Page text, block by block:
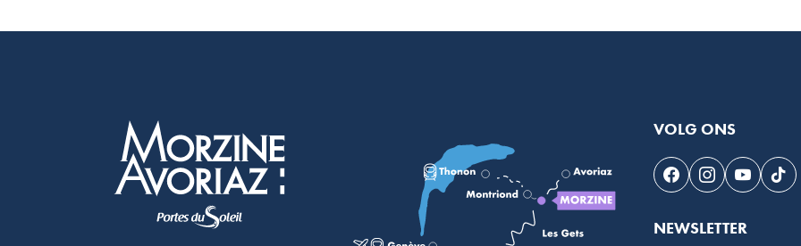
VOLG ONS
Volg ons opVolg ons op
Volg
NEWSLETTER